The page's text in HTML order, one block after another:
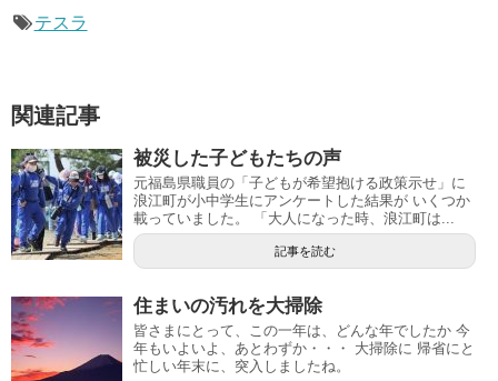
テスラ
関連記事
被災した子どもたちの声
元福島県職員の「子どもが希望抱ける政策示せ」に
浪江町が小中学生にアンケートした結果が いくつか
載っていました。 「大人になった時、浪江町は...
記事を読む
住まいの汚れを大掃除
皆さまにとって、この一年は、どんな年でしたか 今
年もいよいよ、あとわずか・・・ 大掃除に 帰省にと
忙しい年末に、突入しましたね。